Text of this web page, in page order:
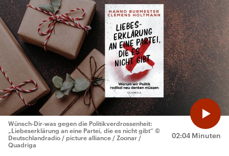
02:04 Minuten
Wünsch-Dir-was gegen die Politikverdrossenheit:
„Liebeserklärung an eine Partei, die es nicht gibt“ ©
Deutschlandradio / picture alliance / Zoonar /
Quadriga